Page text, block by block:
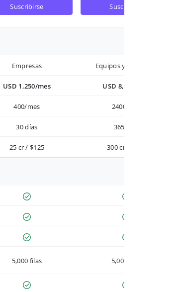
suscribirse suscribirse
Empresas Equipos y Empresas
USD 1,250/mes USD 8,000/año
400/mes 2400/año
30 días 365 días
25 cr / $125 300 cr / $900
5,000 filas 5,000 filas